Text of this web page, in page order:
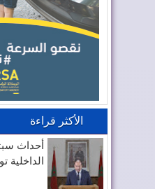
الأكثر قراءة
أحداث
الداخلية